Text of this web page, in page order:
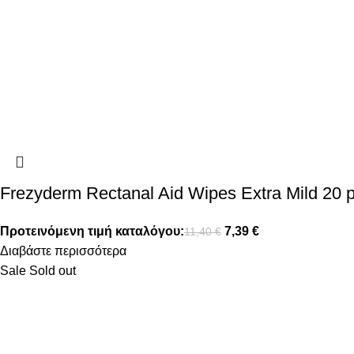
Frezyderm Rectanal Aid Wipes Extra Mild 20
Προτεινόμενη τιμή καταλόγου:11,40€ 7,39 €
Διαβάστε περισσότερα
Sale Sold out